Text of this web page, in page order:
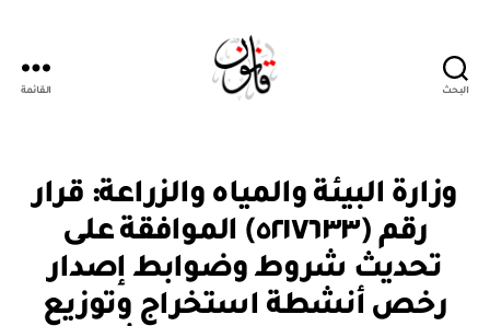
البحث القائمة
التصنيفات
وزارة البيئة والمياه والزراعة: قرار
رقم (٥٢١٧٦٣٣) الموافقة على
تحديث شروط وضوابط إصدار
رخص أنشطة استخراج وتوزيع